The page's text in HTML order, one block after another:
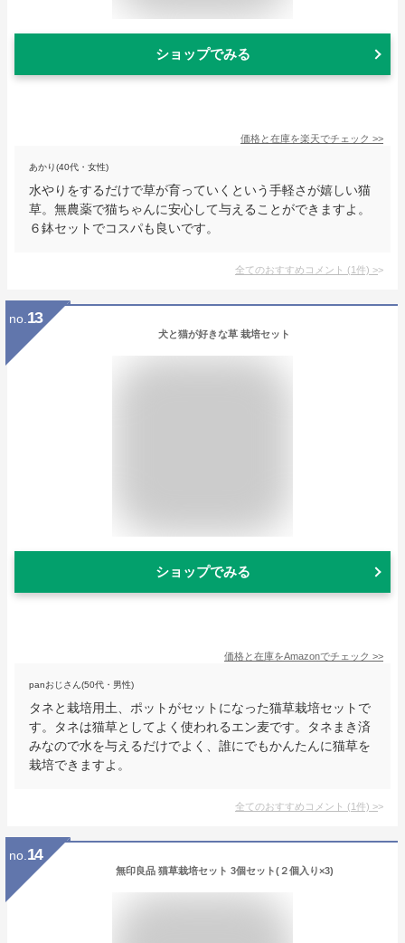
ショップでみる
価格と在庫を楽天でチェック >>
あかり(40代・女性)
水やりをするだけで草が育っていくという手軽さが嬉しい猫
草。無農薬で猫ちゃんに安心して与えることができますよ。
６鉢セットでコスパも良いです。
全てのおすすめコメント (1件) >
no. 13
犬と猫が好きな草 栽培セット
ショップでみる
価格と在庫をAmazonでチェック >>
panおじさん(50代・男性)
タネと栽培用土、ポットがセットになった猫草栽培セットで
す。タネは猫草としてよく使われるエン麦です。タネまき済
みなので水を与えるだけでよく、誰にでもかんたんに猫草を
栽培できますよ。
全てのおすすめコメント (1件) >
no. 14
無印良品 猫草栽培セット 3個セット(２個入り×3)